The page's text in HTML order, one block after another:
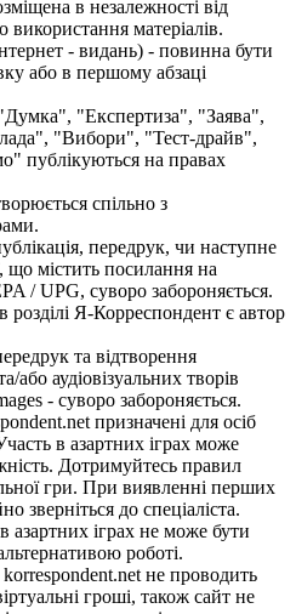
в незалежності від
використання матеріалів.
- видань) - повинна бути
або в першому абзаці
"Експертиза", "Заява",
"Вибори", "Тест-драйв",
публікуються на правах
спільно з
передрук, чи наступне
що містить посилання на
/ UPG, суворо забороняється.
розділі Я-Корреспондент є автор
та відтворення
або аудіовізуальних творів
- суворо забороняється.
призначені для осіб
в азартних іграх може
Дотримуйтесь правил
гри. При виявленні перших
зверніться до спеціаліста.
азартних іграх не може бути
роботі.
не проводить
гроші, також сайт не